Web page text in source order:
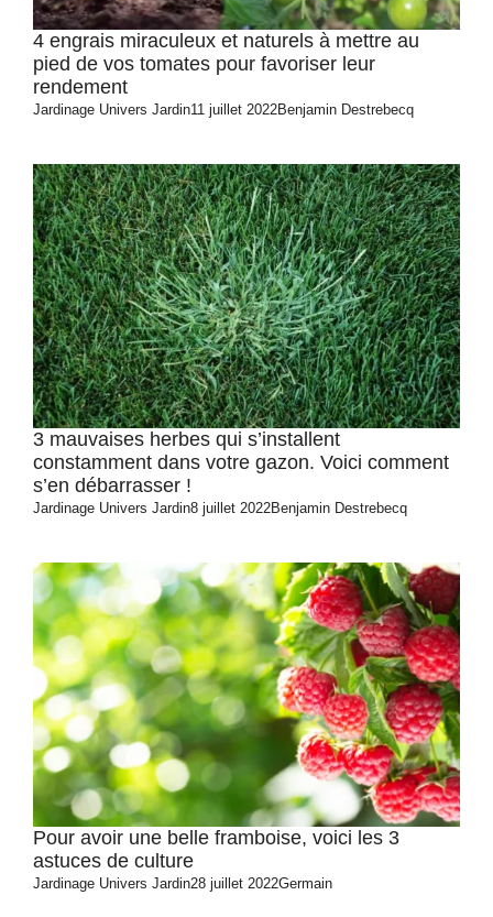
4 engrais miraculeux et naturels à mettre au
pied de vos tomates pour favoriser leur
rendement
Jardinage Univers Jardin11 juillet 2022Benjamin Destrebecq
3 mauvaises herbes qui s’installent
constamment dans votre gazon. Voici comment
s’en débarrasser !
Jardinage Univers Jardin8 juillet 2022Benjamin Destrebecq
Pour avoir une belle framboise, voici les 3
astuces de culture
Jardinage Univers Jardin28 juillet 2022Germain